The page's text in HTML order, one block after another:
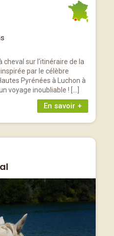
cheval sur l'itinéraire de la
par le célèbre
Pyrénées à Luchon à
voyage inoubliable ! […]
En savoir +